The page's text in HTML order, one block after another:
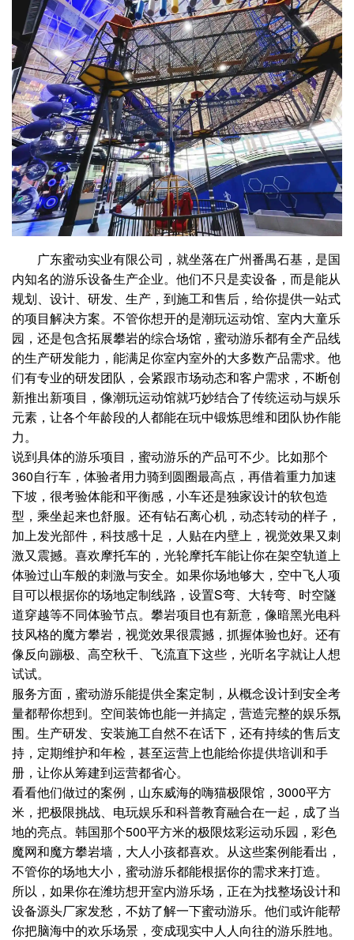
广东蜜动实业有限公司，就坐落在广州番禺石基，是国
内知名的游乐设备生产企业。他们不只是卖设备，而是能从
规划、设计、研发、生产，到施工和售后，给你提供一站式
的项目解决方案。不管你想开的是潮玩运动馆、室内大童乐
园，还是包含拓展攀岩的综合场馆，蜜动游乐都有全产品线
的生产研发能力，能满足你室内室外的大多数产品需求。他
们有专业的研发团队，会紧跟市场动态和客户需求，不断创
新推出新项目，像潮玩运动馆就巧妙结合了传统运动与娱乐
元素，让各个年龄段的人都能在玩中锻炼思维和团队协作能
力。
说到具体的游乐项目，蜜动游乐的产品可不少。比如那个
360自行车，体验者用力骑到圆圈最高点，再借着重力加速
下坡，很考验体能和平衡感，小车还是独家设计的软包造
型，乘坐起来也舒服。还有钻石离心机，动态转动的样子，
加上发光部件，科技感十足，人贴在内壁上，视觉效果又刺
激又震撼。喜欢摩托车的，光轮摩托车能让你在架空轨道上
体验过山车般的刺激与安全。如果你场地够大，空中飞人项
目可以根据你的场地定制线路，设置S弯、大转弯、时空隧
道穿越等不同体验节点。攀岩项目也有新意，像暗黑光电科
技风格的魔方攀岩，视觉效果很震撼，抓握体验也好。还有
像反向蹦极、高空秋千、飞流直下这些，光听名字就让人想
试试。
服务方面，蜜动游乐能提供全案定制，从概念设计到安全考
量都帮你想到。空间装饰也能一并搞定，营造完整的娱乐氛
围。生产研发、安装施工自然不在话下，还有持续的售后支
持，定期维护和年检，甚至运营上也能给你提供培训和手
册，让你从筹建到运营都省心。
看看他们做过的案例，山东威海的嗨猫极限馆，3000平方
米，把极限挑战、电玩娱乐和科普教育融合在一起，成了当
地的亮点。韩国那个500平方米的极限炫彩运动乐园，彩色
魔网和魔方攀岩墙，大人小孩都喜欢。从这些案例能看出，
不管你的场地大小，蜜动游乐都能根据你的需求来打造。
所以，如果你在潍坊想开室内游乐场，正在为找整场设计和
设备源头厂家发愁，不妨了解一下蜜动游乐。他们或许能帮
你把脑海中的欢乐场景，变成现实中人人向往的游乐胜地。